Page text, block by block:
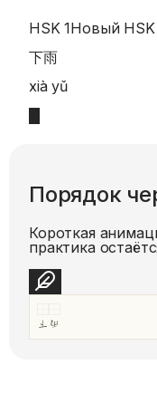
HSK 1Новый HSK
下雨
xià yǔ
Порядок
Короткая
практика